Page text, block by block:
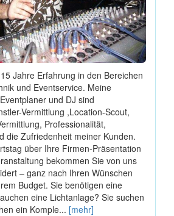
Jahre Erfahrung in den Bereichen
und Eventservice. Meine
und DJ sind
Vermittlung ,Location-Scout,
Professionalität,
die Zufriedenheit meiner Kunden.
über Ihre Firmen-Präsentation
bekommen Sie von uns
– ganz nach Ihren Wünschen
Budget. Sie benötigen eine
eine Lichtanlage? Sie suchen
ein Komple... [mehr]